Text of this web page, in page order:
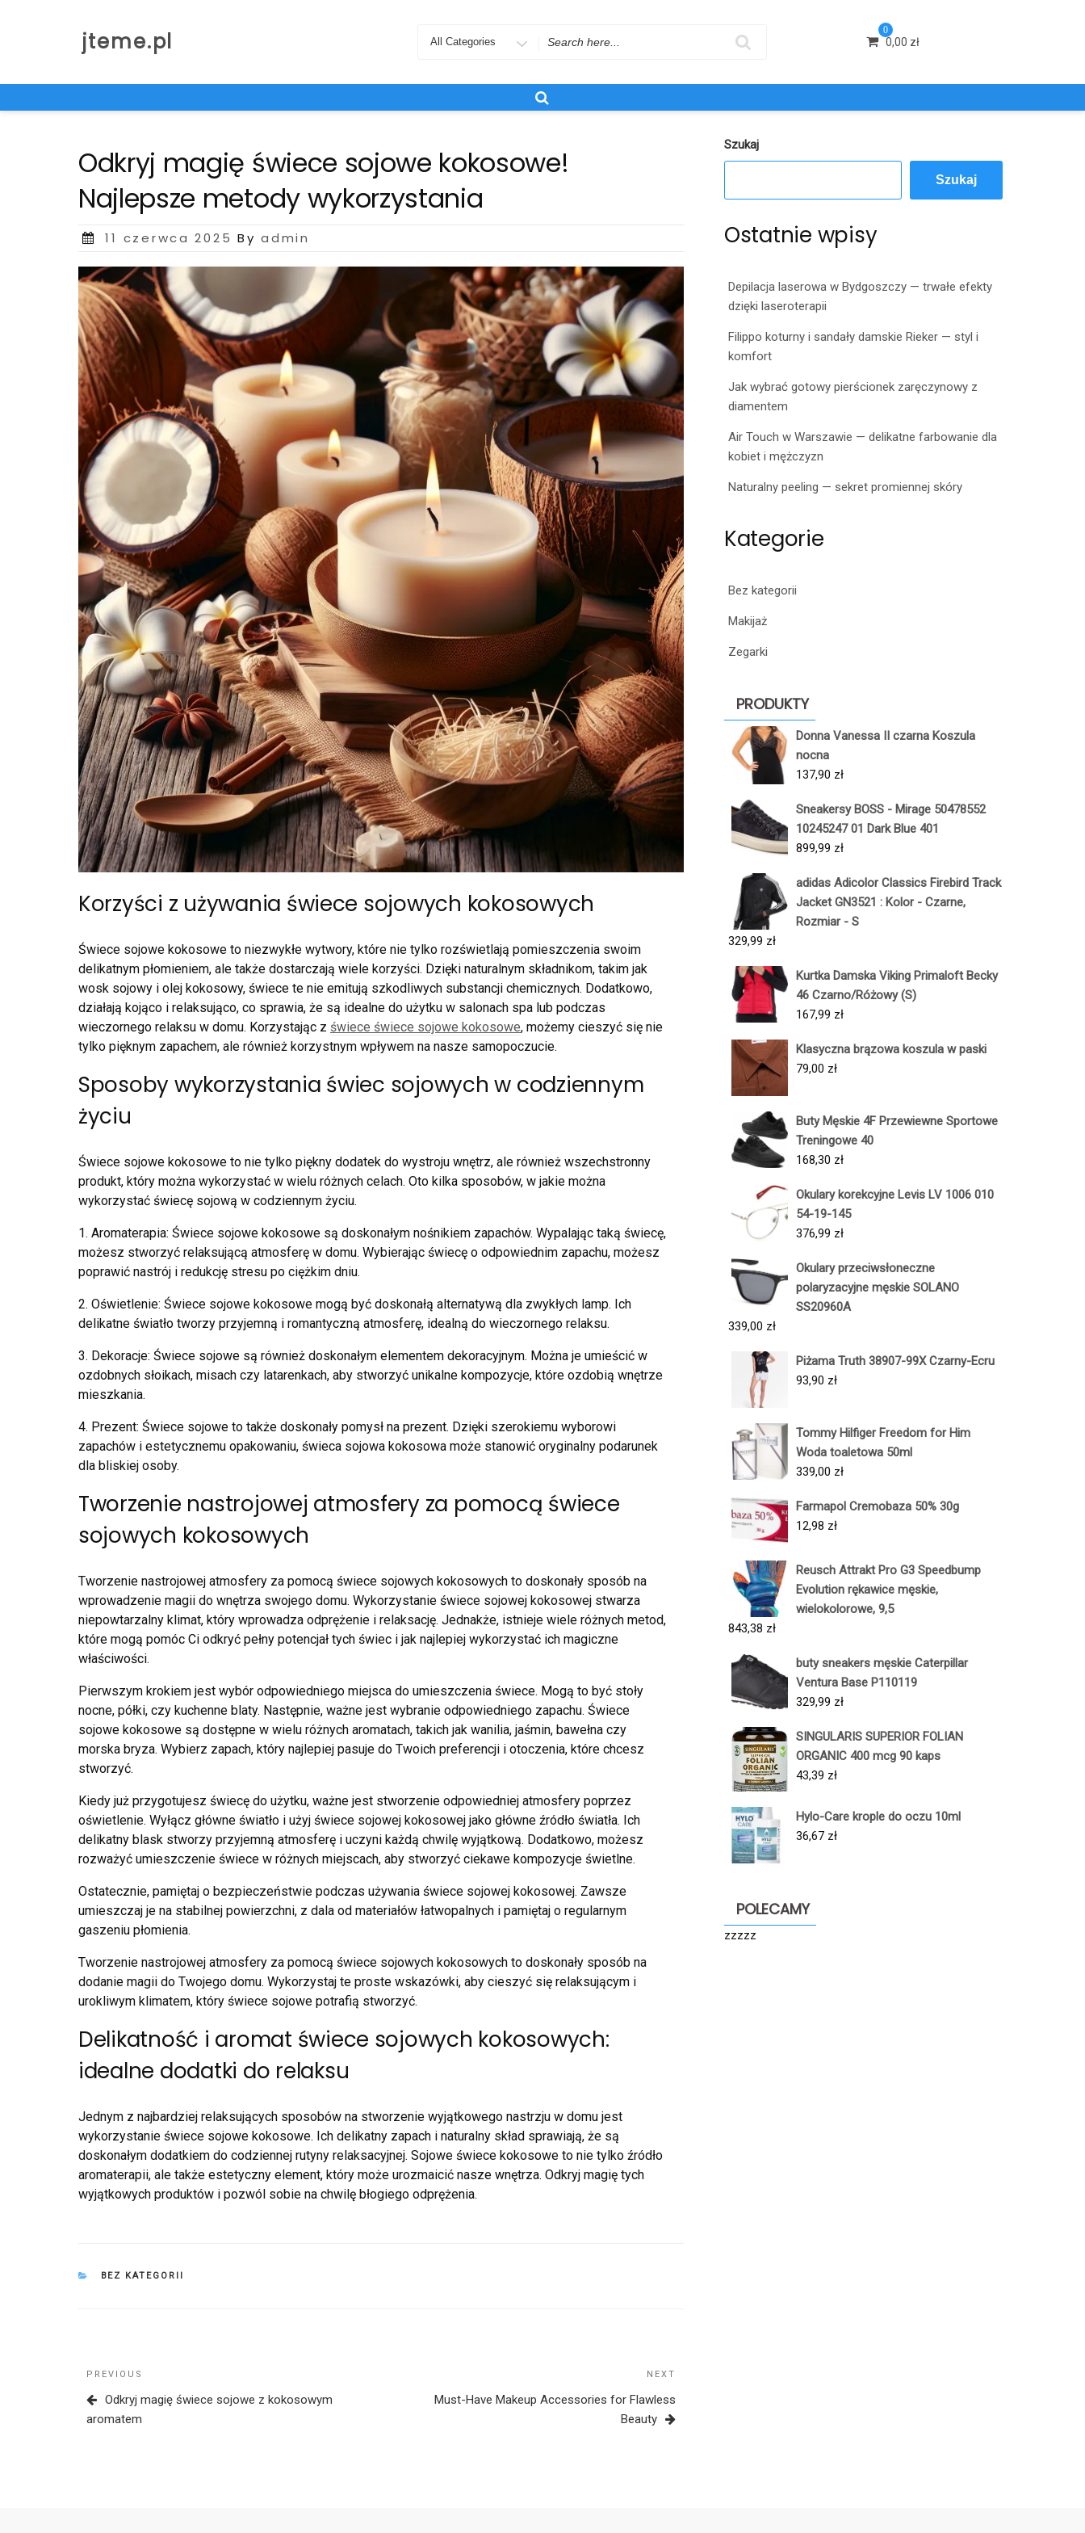
jteme.pl
Search
0
0,00 zł
Odkryj magię świece sojowe kokosowe!
Najlepsze metody wykorzystania
Posted
11 czerwca 2025 Byadmin
Korzyści z używania świece sojowych kokosowych
Świece sojowe kokosowe to niezwykłe wytwory, które nie tylko rozświetlają pomieszczenia swoim
delikatnym płomieniem, ale także dostarczają wiele korzyści. Dzięki naturalnym składnikom, takim jak
wosk sojowy i olej kokosowy, świece te nie emitują szkodliwych substancji chemicznych. Dodatkowo,
działają kojąco i relaksująco, co sprawia, że są idealne do użytku w salonach spa lub podczas
wieczornego relaksu w domu. Korzystając z świece świece sojowe kokosowe, możemy cieszyć się nie
tylko pięknym zapachem, ale również korzystnym wpływem na nasze samopoczucie.
Sposoby wykorzystania świec sojowych w codziennym
życiu
Świece sojowe kokosowe to nie tylko piękny dodatek do wystroju wnętrz, ale również wszechstronny
produkt, który można wykorzystać w wielu różnych celach. Oto kilka sposobów, w jakie można
wykorzystać świecę sojową w codziennym życiu.
1. Aromaterapia: Świece sojowe kokosowe są doskonałym nośnikiem zapachów. Wypalając taką świecę,
możesz stworzyć relaksującą atmosferę w domu. Wybierając świecę o odpowiednim zapachu, możesz
poprawić nastrój i redukcję stresu po ciężkim dniu.
2. Oświetlenie: Świece sojowe kokosowe mogą być doskonałą alternatywą dla zwykłych lamp. Ich
delikatne światło tworzy przyjemną i romantyczną atmosferę, idealną do wieczornego relaksu.
3. Dekoracje: Świece sojowe są również doskonałym elementem dekoracyjnym. Można je umieścić w
ozdobnych słoikach, misach czy latarenkach, aby stworzyć unikalne kompozycje, które ozdobią wnętrze
mieszkania.
4. Prezent: Świece sojowe to także doskonały pomysł na prezent. Dzięki szerokiemu wyborowi
zapachów i estetycznemu opakowaniu, świeca sojowa kokosowa może stanowić oryginalny podarunek
dla bliskiej osoby.
Tworzenie nastrojowej atmosfery za pomocą świece
sojowych kokosowych
Tworzenie nastrojowej atmosfery za pomocą świece sojowych kokosowych to doskonały sposób na
wprowadzenie magii do wnętrza swojego domu. Wykorzystanie świece sojowej kokosowej stwarza
niepowtarzalny klimat, który wprowadza odprężenie i relaksację. Jednakże, istnieje wiele różnych metod,
które mogą pomóc Ci odkryć pełny potencjał tych świec i jak najlepiej wykorzystać ich magiczne
właściwości.
Pierwszym krokiem jest wybór odpowiedniego miejsca do umieszczenia świece. Mogą to być stoły
nocne, półki, czy kuchenne blaty. Następnie, ważne jest wybranie odpowiedniego zapachu. Świece
sojowe kokosowe są dostępne w wielu różnych aromatach, takich jak wanilia, jaśmin, bawełna czy
morska bryza. Wybierz zapach, który najlepiej pasuje do Twoich preferencji i otoczenia, które chcesz
stworzyć.
Kiedy już przygotujesz świecę do użytku, ważne jest stworzenie odpowiedniej atmosfery poprzez
oświetlenie. Wyłącz główne światło i użyj świece sojowej kokosowej jako główne źródło światła. Ich
delikatny blask stworzy przyjemną atmosferę i uczyni każdą chwilę wyjątkową. Dodatkowo, możesz
rozważyć umieszczenie świece w różnych miejscach, aby stworzyć ciekawe kompozycje świetlne.
Ostatecznie, pamiętaj o bezpieczeństwie podczas używania świece sojowej kokosowej. Zawsze
umieszczaj je na stabilnej powierzchni, z dala od materiałów łatwopalnych i pamiętaj o regularnym
gaszeniu płomienia.
Tworzenie nastrojowej atmosfery za pomocą świece sojowych kokosowych to doskonały sposób na
dodanie magii do Twojego domu. Wykorzystaj te proste wskazówki, aby cieszyć się relaksującym i
urokliwym klimatem, który świece sojowe potrafią stworzyć.
Delikatność i aromat świece sojowych kokosowych:
idealne dodatki do relaksu
Jednym z najbardziej relaksujących sposobów na stworzenie wyjątkowego nastrzju w domu jest
wykorzystanie świece sojowe kokosowe. Ich delikatny zapach i naturalny skład sprawiają, że są
doskonałym dodatkiem do codziennej rutyny relaksacyjnej. Sojowe świece kokosowe to nie tylko źródło
aromaterapii, ale także estetyczny element, który może urozmaicić nasze wnętrza. Odkryj magię tych
wyjątkowych produktów i pozwól sobie na chwilę błogiego odprężenia.
CATEGORIES
BEZ KATEGORII
Nawigacja
wpisu
Previous
Post
PREVIOUS
Odkryj magię świece sojowe z kokosowym
aromatem
NEXT
Must-Have Makeup Accessories for Flawless
Beauty
Szukaj
Szukaj
Ostatnie wpisy
Depilacja laserowa w Bydgoszczy — trwałe efekty
dzięki laseroterapii
Filippo koturny i sandały damskie Rieker — styl i
komfort
Jak wybrać gotowy pierścionek zaręczynowy z
diamentem
Air Touch w Warszawie — delikatne farbowanie dla
kobiet i mężczyzn
Naturalny peeling — sekret promiennej skóry
Kategorie
Bez kategorii
Makijaż
Zegarki
PRODUKTY
Donna Vanessa II czarna Koszula
nocna
137,90 zł
Sneakersy BOSS - Mirage 50478552
10245247 01 Dark Blue 401
899,99 zł
adidas Adicolor Classics Firebird Track
Jacket GN3521 : Kolor - Czarne,
Rozmiar - S
329,99 zł
Kurtka Damska Viking Primaloft Becky
46 Czarno/Różowy (S)
167,99 zł
Klasyczna brązowa koszula w paski
79,00 zł
Buty Męskie 4F Przewiewne Sportowe
Treningowe 40
168,30 zł
Okulary korekcyjne Levis LV 1006 010
54-19-145
376,99 zł
Okulary przeciwsłoneczne
polaryzacyjne męskie SOLANO
SS20960A
339,00 zł
Piżama Truth 38907-99X Czarny-Ecru
93,90 zł
Tommy Hilfiger Freedom for Him
Woda toaletowa 50ml
339,00 zł
Farmapol Cremobaza 50% 30g
12,98 zł
Reusch Attrakt Pro G3 Speedbump
Evolution rękawice męskie,
wielokolorowe, 9,5
843,38 zł
buty sneakers męskie Caterpillar
Ventura Base P110119
329,99 zł
SINGULARIS SUPERIOR FOLIAN
ORGANIC 400 mcg 90 kaps
43,39 zł
Hylo-Care krople do oczu 10ml
36,67 zł
POLECAMY
zzzzz